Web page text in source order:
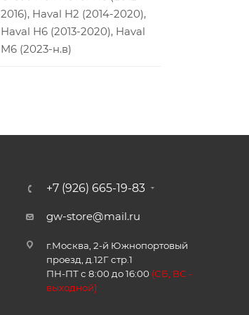
2016), Haval H2 (2014-2020),
Haval H6 (2013-2020), Haval
M6 (2023-н.в)
+7 (926) 665-19-83
gw-store@mail.ru
г.Москва, 2-й Южнопортовый
проезд, д.12Г стр.1
ПН-ПТ с 8:00 до 16:00 (СБ, ВС -
выходной)